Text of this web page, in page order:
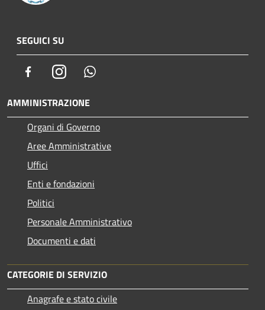
SEGUICI SU
FacebookInstagram
AMMINISTRAZIONE
Organi di Governo
Aree Amministrative
Uffici
Enti e fondazioni
Politici
Personale Amministrativo
Documenti e dati
CATEGORIE DI SERVIZIO
Anagrafe e stato civile